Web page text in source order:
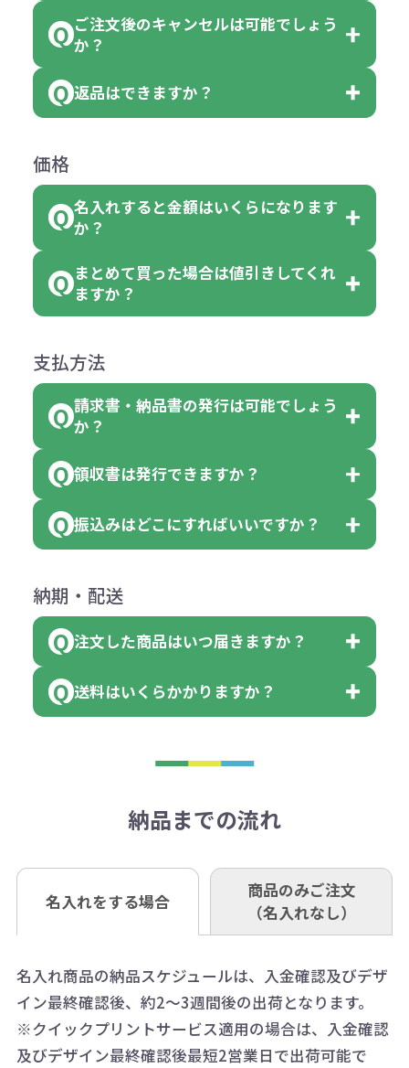
ります。
【例】注文可能数が100個の場合
は、100個以上でしたら、何個でも
可能です。
ん。
但し、ロゴなど名入れ印刷をされる
費用）
品の詳細に「色・柄 取り混ぜ」のラ
ベルや商品画像に「〇色取混ぜ」な
ては色指定が出来ません。
れ等分で100個ずつ入って参ります。
（割り切れない場合は数個単位で前
色指定できる商品に付きましては商
品詳細の購入の所で色が選べるよう
になっております。
「選べる本体色」のラベルが付いて
す。
い。
例えば…
クエアトート」を300個注文した場
クエアトート」は10個単位でしたら
色を指定出来るので、ピンクを100
個、ブルーを90個、イエローを110
【色指定の仕方】
に必要な個数を入力ください。
※10個単位など購入できる単位が決
はまらない数を入力すると、アラー
アラートに従って数を調整してくだ
ご注文後のキャンセルは可能でしょう
か？
お客様都合でのキャンセルは、制作
がございます。
ご注文の際は、十分にご確認・ご検
返品はできますか？
めご了承ください。
ただし下記の場合は承っております
●初期不良または不良品（破損、故
障）の場合
合
●名入れ、オリジナルの内容が異な
っていた場合
または返金にて対応させていただき
ます。
その際不良品については送料着払い
ください。
（商品の状態により、対応が変わる
※不良商品をご返却いただけない場
います。あらかじめご了承くださ
※不良商品は商品到着後7営業日以
お問合せ先
AM10:00～PM5:00（土・日・祝日を
除く平日）
価格
名入れすると金額はいくらになります
か？
名入れありの場合の代金の計算方法
は下記の通りです。
計算例：
＜1色印刷の場合＞
（提供価格（商品代）+名入れ費用
（印刷代））×枚数+製版代
（提供価格（商品代）+名入れ費用
×色数
※例えば2色印刷の場合には、名入
れ費用が2倍、製版代が2倍必要で
相談下さい。
なお、印刷代はボリュームディスカ
同じ版で多くの数量を印刷すると、1
個当たりの印刷代単価がお安くなり
一方、数量が少なく一定数に満たな
い場合は、単価計算ではなく、印刷
代の基本料金を一式頂戴する場合が
まとめて買った場合は値引きしてくれ
ますか？
商品によりますが、お見積もりさせ
ていただきます。
見積もりサポートから個別でお問い
支払方法
請求書・納品書の発行は可能でしょう
か？
会員様はマイページより各種帳票の
ダウンロードが可能です。
詳しくはこちらはご確認ください。
領収書のダウンロード
領収書は発行できますか？
会員様はマイページより各種帳票の
詳しくはこちらはご確認ください。
領収書のダウンロード
振込みはどこにすればいいですか？
下記口座にお願いします。
■三菱UFJ銀行
小田井支店（おたいしてん）
■ゆうちょ銀行（振替口座）
口座名 株式会社モノベーション
※振り込み手数料はお客さま負担と
なりますのでご注意ください。
納期・配送
注文した商品はいつ届きますか？
既製品の場合、ご入金確認後3営業
ご入金確認後約3週間となります。
定しているものもあります。
あれば、午前中までにご注文とご入
金いただければ翌日着でお送りする
お急ぎの場合、ご相談ください。最
大限努力いたします。
送料はいくらかかりますか？
き別途申し受けます。
も複数ヶ所への納品の場合、別途送
料頂戴する場合がございます。
詳細はこちらご確認ください。
配送について
納品までの流れ
名入れをする場合
商品のみご注文
（名入れなし）
名入れ商品の納品スケジュールは、入金確認及びデザ
イン最終確認後、約2～3週間後の出荷となります。
※クイックプリントサービス適用の場合は、入金確認
及びデザイン最終確認後最短2営業日で出荷可能で